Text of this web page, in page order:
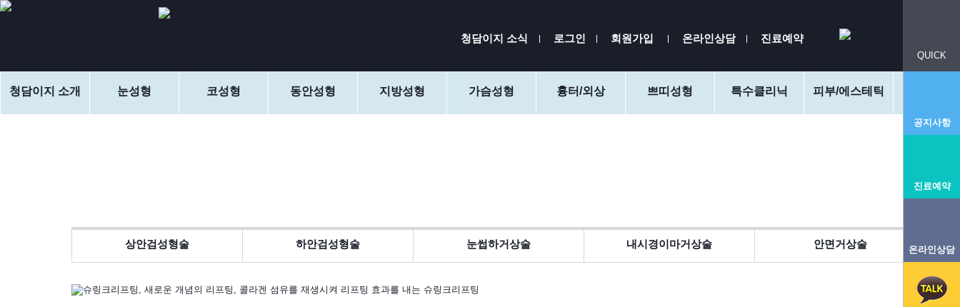
청담이지 소식 로그인 회원가입 온라인상담 진료예약
청담이지 소개 눈성형 코성형 동안성형 지방성형 가슴성형 흉터/외상 쁘띠성형 특수클리닉 피부/에스테틱
상안검성형술 하안검성형술 눈썹하거상술 내시경이마거상술 안면거상술
QUICK
공지사항
진료예약
온라인상담